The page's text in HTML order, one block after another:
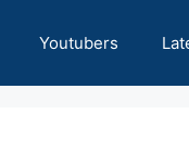
Youtubers